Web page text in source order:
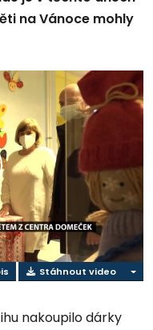
na Vánoce mohly
Stáhnout video
nakoupilo dárky